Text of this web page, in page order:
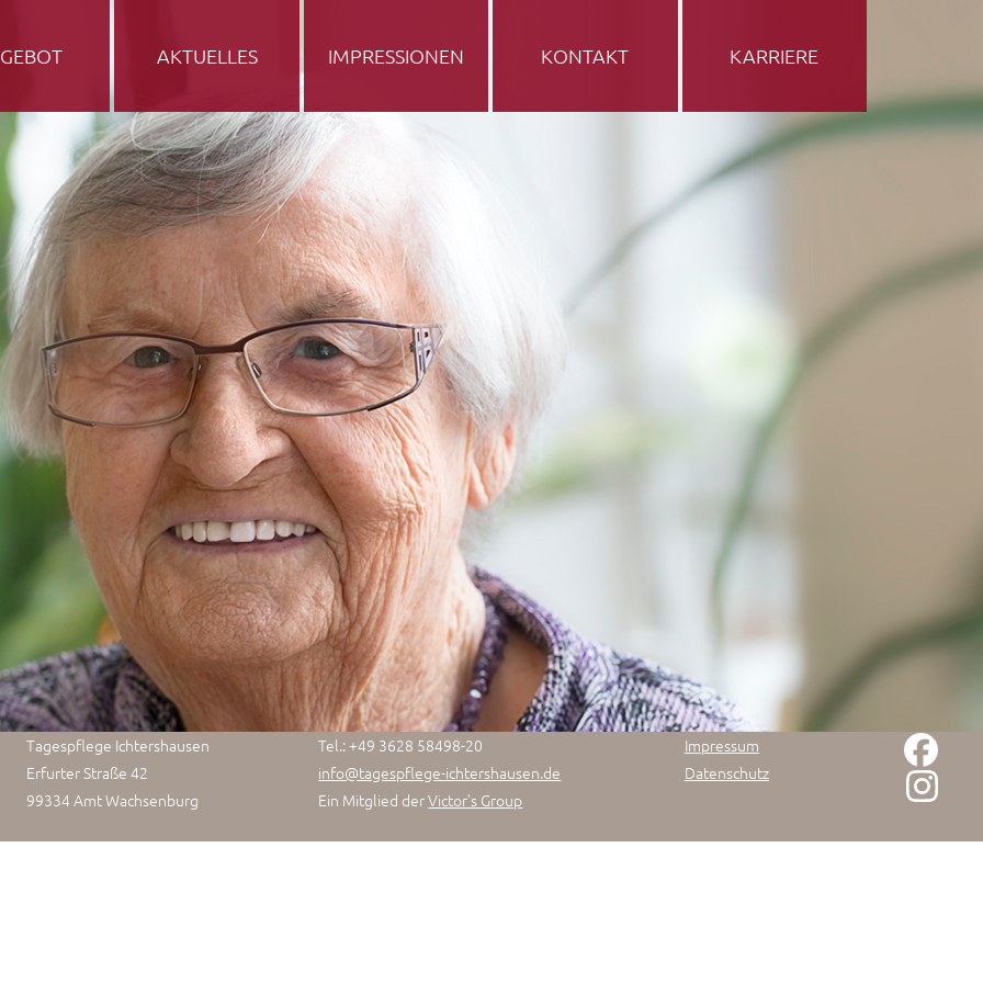
AKTUELLES IMPRESSIONEN KONTAKT KARRIERE
Tagespflege Ichtershausen
Erfurter Straße 42
99334 Amt Wachsenburg
Tel.: +49 3628 58498-20
info@tagespflege-ichtershausen.de
Ein Mitglied derVictor’s Group
Impressum
Datenschutz